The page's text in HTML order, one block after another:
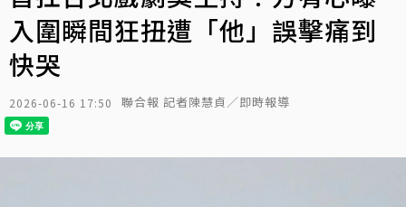
入圍瞬間狂扭遭「他」誤擊痛到
快哭
2026-06-16 17:50 聯合報 記者陳慧貞／即時報導